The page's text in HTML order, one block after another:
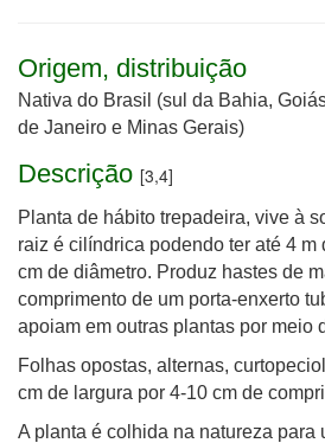
Origem, distribuição
Nativa do Brasil (sul da Bahia,
de Janeiro e Minas Gerais)
Descrição [3,4]
Planta de hábito trepadeira, vive à
raiz é cilíndrica podendo ter até 4 m
cm de diâmetro. Produz hastes de
comprimento de um porta-enxerto
apoiam em outras plantas por meio
Folhas opostas, alternas,
cm de largura por 4-10 cm de
A planta é colhida na natureza para